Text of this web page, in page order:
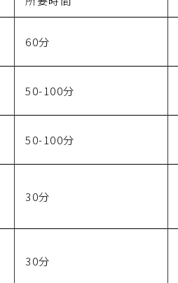
60分
50-100分
50-100分
30分
30分